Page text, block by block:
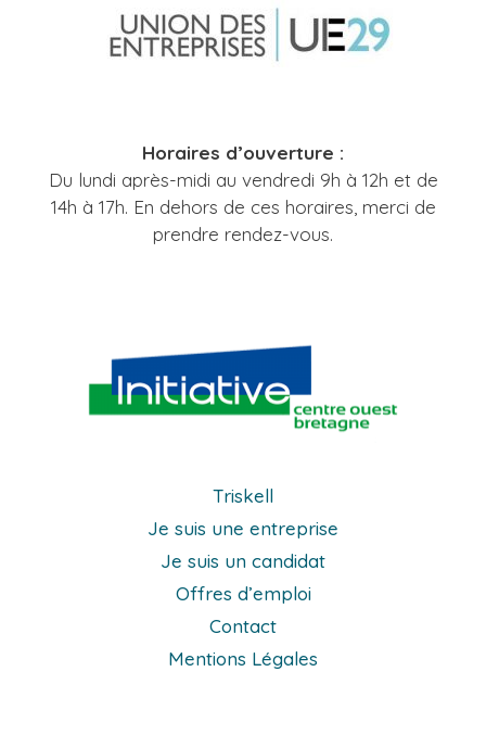
Horaires d’ouverture :
Du lundi après-midi au vendredi 9h à 12h et de
14h à 17h. En dehors de ces horaires, merci de
prendre rendez-vous.
Triskell
Je suis une entreprise
Je suis un candidat
Offres d’emploi
Contact
Mentions Légales